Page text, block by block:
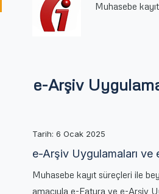
Muhasebe
e-Arşiv
Tarih: 6 Ocak 2025
e-Arşiv Uygulamaları ve
Muhasebe kayıt süreçleri ile
amacıyla e-Fatura ve e-Arşiv